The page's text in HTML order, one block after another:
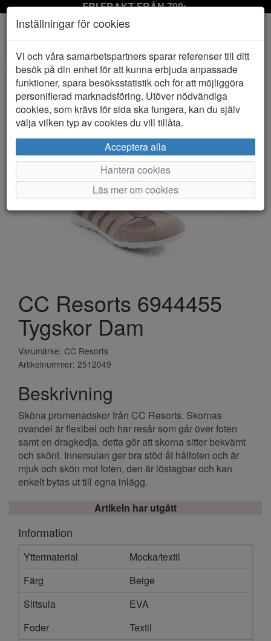
FRI FRAKT FRÅN 799:-
Toggle
navigation
HEM CC RESORTS
CC Resorts 6944455
Tygskor Dam
Varumärke: CC Resorts
Artikelnummer: 2512049
Beskrivning
Sköna promenadskor från CC Resorts. Skornas
ovandel är flexibel och har resår som går över foten
samt en dragkedja, detta gör att skorna sitter bekvämt
och skönt. Innersulan ger bra stöd åt hålfoten och är
mjuk och skön mot foten, den är löstagbar och kan
enkelt bytas ut till egna inlägg.
Artikeln har utgått
Information
Yttermaterial
Mocka/textil
Färg
Beige
Slitsula
EVA
Foder
Textil
Inställningar för cookies
Vi och våra samarbetspartners sparar referenser till ditt
besök på din enhet för att kunna erbjuda anpassade
funktioner, spara besöksstatistik och för att möjliggöra
personifierad marknadsföring. Utöver nödvändiga
cookies, som krävs för sida ska fungera, kan du själv
välja vilken typ av cookies du vill tillåta.
Acceptera alla
Hantera cookies
Läs mer om cookies